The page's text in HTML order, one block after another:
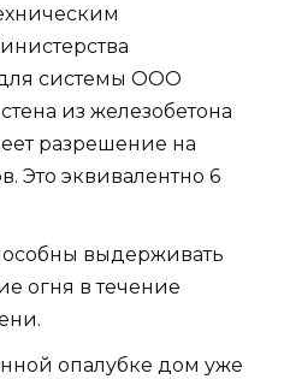
системы ООО
из железобетона
разрешение на
Это эквивалентно 6
выдерживать
огня в течение
опалубке дом уже